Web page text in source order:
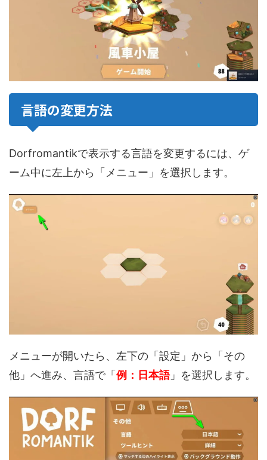
言語の変更方法
Dorfromantikで表示する言語を変更するには、ゲ
ーム中に左上から「メニュー」を選択します。
メニューが開いたら、左下の「設定」から「その
他」へ進み、言語で「例：日本語」を選択します。